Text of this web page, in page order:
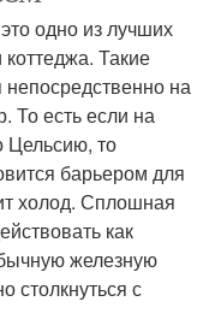
одно из лучших
Такие
на
То есть если на
Цельсию, то
барьером для
холод. Сплошная
как
железную
столкнуться с